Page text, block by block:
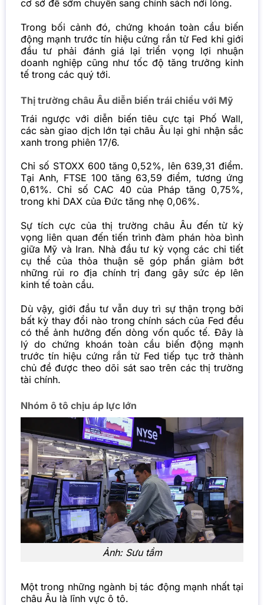
cơ sở để sớm chuyển sang chính sách nới lỏng.
Trong bối cảnh đó, chứng khoán toàn cầu biến
động mạnh trước tín hiệu cứng rắn từ Fed khi giới
đầu tư phải đánh giá lại triển vọng lợi nhuận
doanh nghiệp cũng như tốc độ tăng trưởng kinh
tế trong các quý tới.
Thị trường châu Âu diễn biến trái chiều với Mỹ
Trái ngược với diễn biến tiêu cực tại Phố Wall,
các sàn giao dịch lớn tại châu Âu lại ghi nhận sắc
xanh trong phiên 17/6.
Chỉ số STOXX 600 tăng 0,52%, lên 639,31 điểm.
Tại Anh, FTSE 100 tăng 63,59 điểm, tương ứng
0,61%. Chỉ số CAC 40 của Pháp tăng 0,75%,
trong khi DAX của Đức tăng nhẹ 0,06%.
Sự tích cực của thị trường châu Âu đến từ kỳ
vọng liên quan đến tiến trình đàm phán hòa bình
giữa Mỹ và Iran. Nhà đầu tư kỳ vọng các chi tiết
cụ thể của thỏa thuận sẽ góp phần giảm bớt
những rủi ro địa chính trị đang gây sức ép lên
kinh tế toàn cầu.
Dù vậy, giới đầu tư vẫn duy trì sự thận trọng bởi
bất kỳ thay đổi nào trong chính sách của Fed đều
có thể ảnh hưởng đến dòng vốn quốc tế. Đây là
lý do chứng khoán toàn cầu biến động mạnh
trước tín hiệu cứng rắn từ Fed tiếp tục trở thành
chủ đề được theo dõi sát sao trên các thị trường
tài chính.
Nhóm ô tô chịu áp lực lớn
Ảnh: Sưu tầm
Một trong những ngành bị tác động mạnh nhất tại
châu Âu là lĩnh vực ô tô.